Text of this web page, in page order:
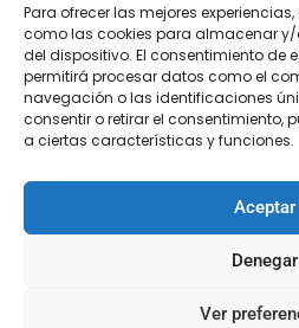
Para ofrecer las mejores
como las cookies para almacenar
del dispositivo. El consentimiento de
permitirá procesar datos como el
navegación o las identificaciones
consentir o retirar el consentimiento,
a ciertas características y funciones.
Aceptar
Denegar
Ver
LLÁMANOS
+34 608 196 565